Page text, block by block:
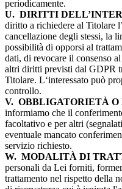
periodicamente.
U. DIRITTI
diritto a richiedere al Titolare
cancellazione degli stessi, la
possibilità di opporsi al
dati, di revocare il consenso
altri diritti previsti dal GDPR
Titolare. L‘interessato può
controllo.
V. OBBLIGATORIETÀ O
informiamo che il
facoltativo e per altri
eventuale mancato
servizio richiesto.
W. MODALITÀ DI
personali da Lei forniti,
trattamento nel rispetto della